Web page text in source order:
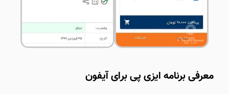
معرفی برنامه ایزی پی برای آیفون